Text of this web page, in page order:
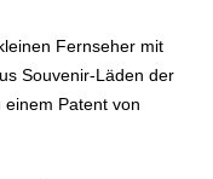
Fernseher mit
Souvenir-Läden der
Patent von